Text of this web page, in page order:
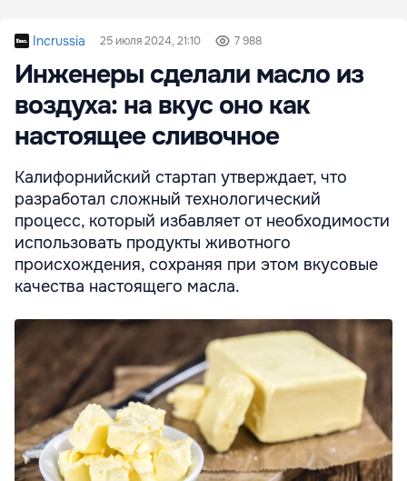
Incrussia 25 июля 2024, 21:10 7 988
Инженеры сделали масло из
воздуха: на вкус оно как
настоящее сливочное
Калифорнийский стартап утверждает, что
разработал сложный технологический
процесс, который избавляет от необходимости
использовать продукты животного
происхождения, сохраняя при этом вкусовые
качества настоящего масла.